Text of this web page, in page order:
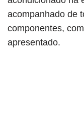
acompanhado de
componentes,
apresentado.